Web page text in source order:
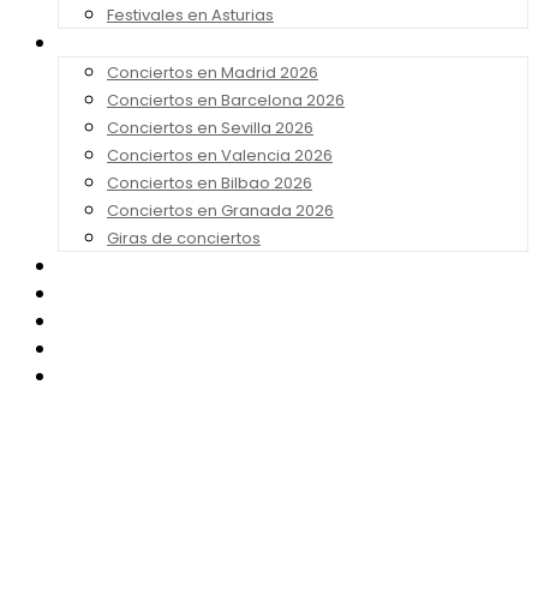
Festivales en Asturias
Conciertos en Madrid 2026
Conciertos en Barcelona 2026
Conciertos en Sevilla 2026
Conciertos en Valencia 2026
Conciertos en Bilbao 2026
Conciertos en Granada 2026
Giras de conciertos